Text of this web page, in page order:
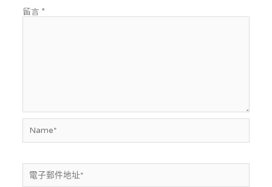
留言 *
Name*
電
子